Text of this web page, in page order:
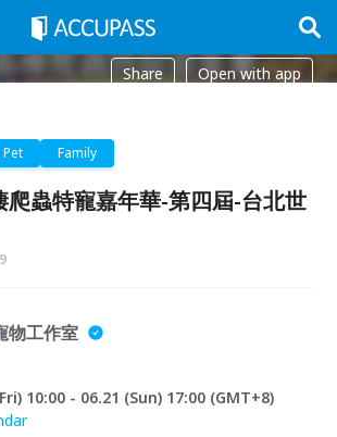
Share Open with app
Pet Family
爬蟲特寵嘉年華-第四屆-台北世
物工作室
10:00 - 06.21 (Sun) 17:00 (GMT+8)